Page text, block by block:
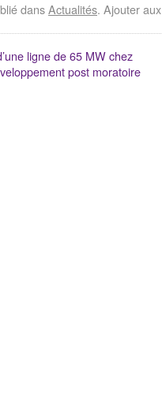
dansActualités. Ajouter aux
ligne de 65 MW chez
post moratoire